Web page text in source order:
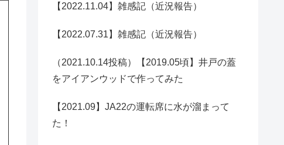
【2022.11.04】雑感記（近況報告）
【2022.07.31】雑感記（近況報告）
（2021.10.14投稿）【2019.05頃】井戸の蓋
をアイアンウッドで作ってみた
【2021.09】JA22の運転席に水が溜まって
た！